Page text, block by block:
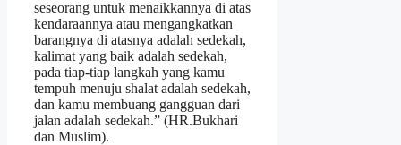
seseorang untuk menaikkannya di atas
kendaraannya atau mengangkatkan
barangnya di atasnya adalah sedekah,
kalimat yang baik adalah sedekah,
pada tiap-tiap langkah yang kamu
tempuh menuju shalat adalah sedekah,
dan kamu membuang gangguan dari
jalan adalah sedekah.” (HR.Bukhari
dan Muslim).